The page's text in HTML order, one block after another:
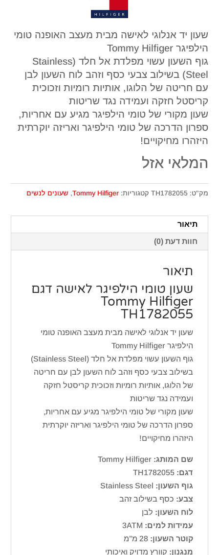
שעון יד אנלוגי לאישה מבית מעצב האופנה טומי
הילפיגר Tommy Hilfiger
גוף השעון עשוי מפלדת אל חלד (Stainless
Steel) בשילוב צבעי כסף וזהב לוח השעון לבן
עם חריטה של הלוגו, אותיות רומיות וזכוכית
קריסטל חזקה ועמידה נגד שריטות
שעון מקורי של טומי הילפיגר מגיע עם אחריות,
ספרון הדרכה של טומי הילפיגר ואריזה יוקרתית
היזהרו מחיקויים!
המלאי אזל
מק"ט:TH1782055 קטגוריות:Tommy Hilfiger
, שעונים לנשים
תיאור
חוות דעת (0)
תיאור
שעון טומי הילפיגר לאישה דגם
Tommy Hilfiger
TH1782055
שעון יד אנלוגי לאישה מבית מעצב האופנה טומי
הילפיגר Tommy Hilfiger
גוף השעון עשוי מפלדת אל חלד (Stainless Steel)
בשילוב צבעי כסף וזהב לוח השעון לבן עם חריטה
של הלוגו, אותיות רומיות וזכוכית קריסטל חזקה
ועמידה נגד שריטות
שעון מקורי של טומי הילפיגר מגיע עם אחריות,
ספרון הדרכה של טומי הילפיגר ואריזה יוקרתית
היזהרו מחיקויים!
שם המותג: Tommy Hilfiger
דגם: TH1782055
גוף השעון: Stainless Steel
צבע: כסף בשילוב זהב
לוח השעון: לבן
עמידות למים:
קוטר השעון: 28 מ”מ
מנגנון: קוורץ מדויק ואיכותי